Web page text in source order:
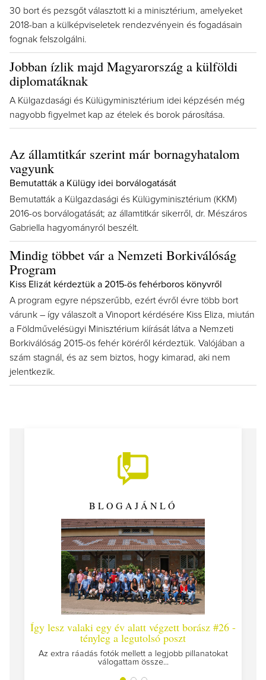
30 bort és pezsgőt választott ki a minisztérium, amelyeket
2018-ban a külképviseletek rendezvényein és fogadásain
fognak felszolgálni.
Jobban ízlik majd Magyarország a külföldi
diplomatáknak
A Külgazdasági és Külügyminisztérium idei képzésén még
nagyobb figyelmet kap az ételek és borok párosítása.
Az államtitkár szerint már bornagyhatalom
vagyunk
Bemutatták a Külügy idei borválogatását
Bemutatták a Külgazdasági és Külügyminisztérium (KKM)
2016-os borválogatását; az államtitkár sikerről, dr. Mészáros
Gabriella hagyományról beszélt.
Mindig többet vár a Nemzeti Borkiválóság
Program
Kiss Elizát kérdeztük a 2015-ös fehérboros könyvről
A program egyre népszerűbb, ezért évről évre több bort
várunk – így válaszolt a Vinoport kérdésére Kiss Eliza, miután
a Földművelésügyi Minisztérium kiírását látva a Nemzeti
Borkiválóság 2015-ös fehér köréről kérdeztük. Valójában a
szám stagnál, és az sem biztos, hogy kimarad, aki nem
jelentkezik.
BLOGAJÁNLÓ
Így lesz valaki egy év alatt végzett borász #26 -
tényleg a legutolsó poszt
Az extra ráadás fotók mellett a legjobb pillanatokat
válogattam össze...
Így lesz